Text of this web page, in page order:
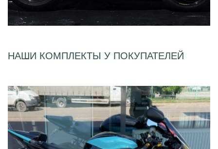
НАШИ КОМПЛЕКТЫ У ПОКУПАТЕЛЕЙ